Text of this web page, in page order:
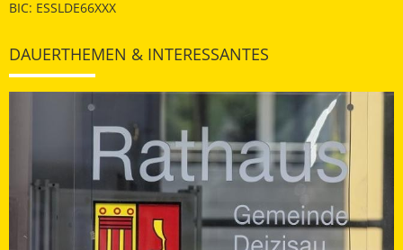
BIC: ESSLDE66XXX
DAUERTHEMEN & INTERESSANTES